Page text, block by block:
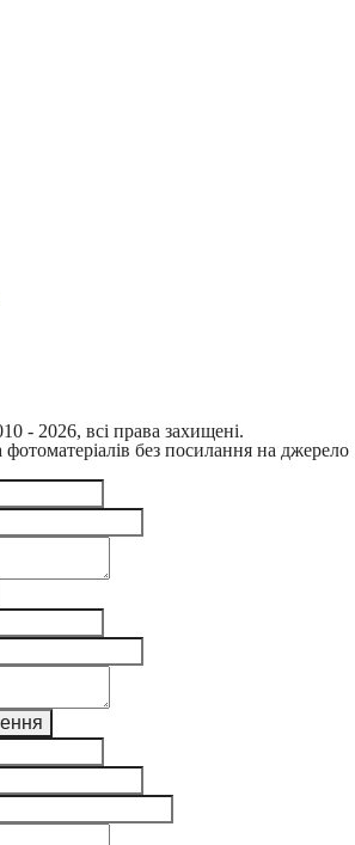
- 2026, всі права захищені.
фотоматеріалів без посилання на джерело